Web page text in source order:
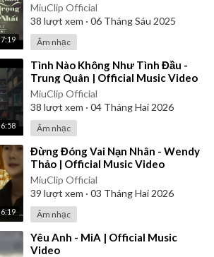
7:19
MiuClip Official
38 lượt xem · 06 Tháng Sáu 2025
Âm nhạc
6:58
⁣Tình Nào Không Như Tình Đầu -
Trung Quân | Official Music Video
MiuClip Official
38 lượt xem · 04 Tháng Hai 2026
Âm nhạc
6:19
⁣Đừng Đóng Vai Nạn Nhân - Wendy
Thảo | Official Music Video
MiuClip Official
39 lượt xem · 03 Tháng Hai 2026
Âm nhạc
⁣Yêu Anh - MiA | Official Music
Video